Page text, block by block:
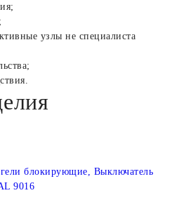
узлы не специалиста
блокирующие, Выключатель
9016